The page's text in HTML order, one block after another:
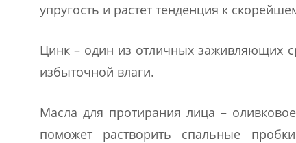
упругость и растет тенденция к
Цинк – один из отличных заживляющих
избыточной влаги.
Масла для протирания лица –
поможет растворить спальные